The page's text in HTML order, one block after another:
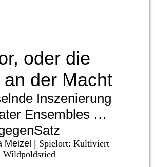
oder die
an der Macht
Inszenierung
Ensembles …
Meizel | Spielort: Kultiviert
Wildpoldsried